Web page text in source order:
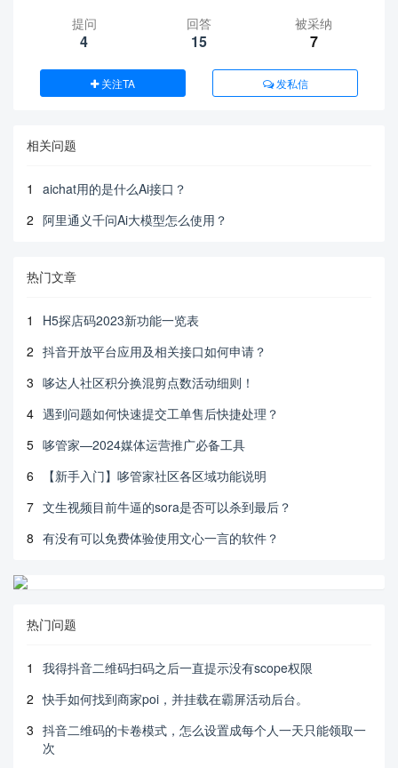
提问
4
回答
15
被采纳
7
关注TA 发私信
相关问题
1
aichat用的是什么Ai接口？
2 阿里通义千问Ai大模型怎么使用？
热门文章
1
H5探店码2023新功能一览表
2 抖音开放平台应用及相关接口如何申请？
3 哆达人社区积分换混剪点数活动细则！
4 遇到问题如何快速提交工单售后快捷处理？
5 哆管家—2024媒体运营推广必备工具
6
【新手入门】哆管家社区各区域功能说明
7 文生视频目前牛逼的sora是否可以杀到最后？
8 有没有可以免费体验使用文心一言的软件？
热门问题
1
我得抖音二维码扫码之后一直提示没有scope权限
2 快手如何找到商家poi，并挂载在霸屏活动后台。
3 抖音二维码的卡卷模式，怎么设置成每个人一天只能领取一
次